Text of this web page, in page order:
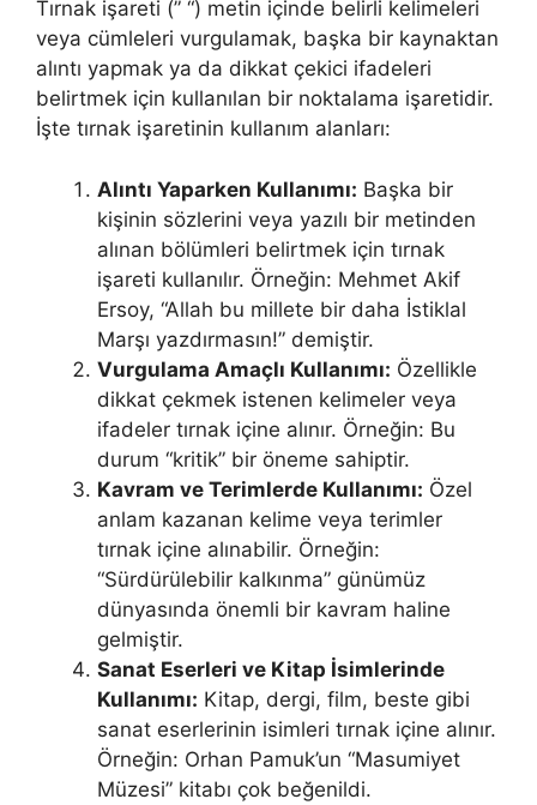
Tırnak işareti (” “) metin içinde belirli kelimeleri
veya cümleleri vurgulamak, başka bir kaynaktan
alıntı yapmak ya da dikkat çekici ifadeleri
belirtmek için kullanılan bir noktalama işaretidir.
İşte tırnak işaretinin kullanım alanları:
Alıntı Yaparken Kullanımı: Başka bir
kişinin sözlerini veya yazılı bir metinden
alınan bölümleri belirtmek için tırnak
işareti kullanılır. Örneğin: Mehmet Akif
Ersoy, “Allah bu millete bir daha İstiklal
Marşı yazdırmasın!” demiştir.
Vurgulama Amaçlı Kullanımı: Özellikle
dikkat çekmek istenen kelimeler veya
ifadeler tırnak içine alınır. Örneğin: Bu
durum “kritik” bir öneme sahiptir.
Kavram ve Terimlerde Kullanımı: Özel
anlam kazanan kelime veya terimler
tırnak içine alınabilir. Örneğin:
“Sürdürülebilir kalkınma” günümüz
dünyasında önemli bir kavram haline
gelmiştir.
Sanat Eserleri ve Kitap İsimlerinde
Kullanımı: Kitap, dergi, film, beste gibi
sanat eserlerinin isimleri tırnak içine alınır.
Örneğin: Orhan Pamuk’un “Masumiyet
Müzesi” kitabı çok beğenildi.